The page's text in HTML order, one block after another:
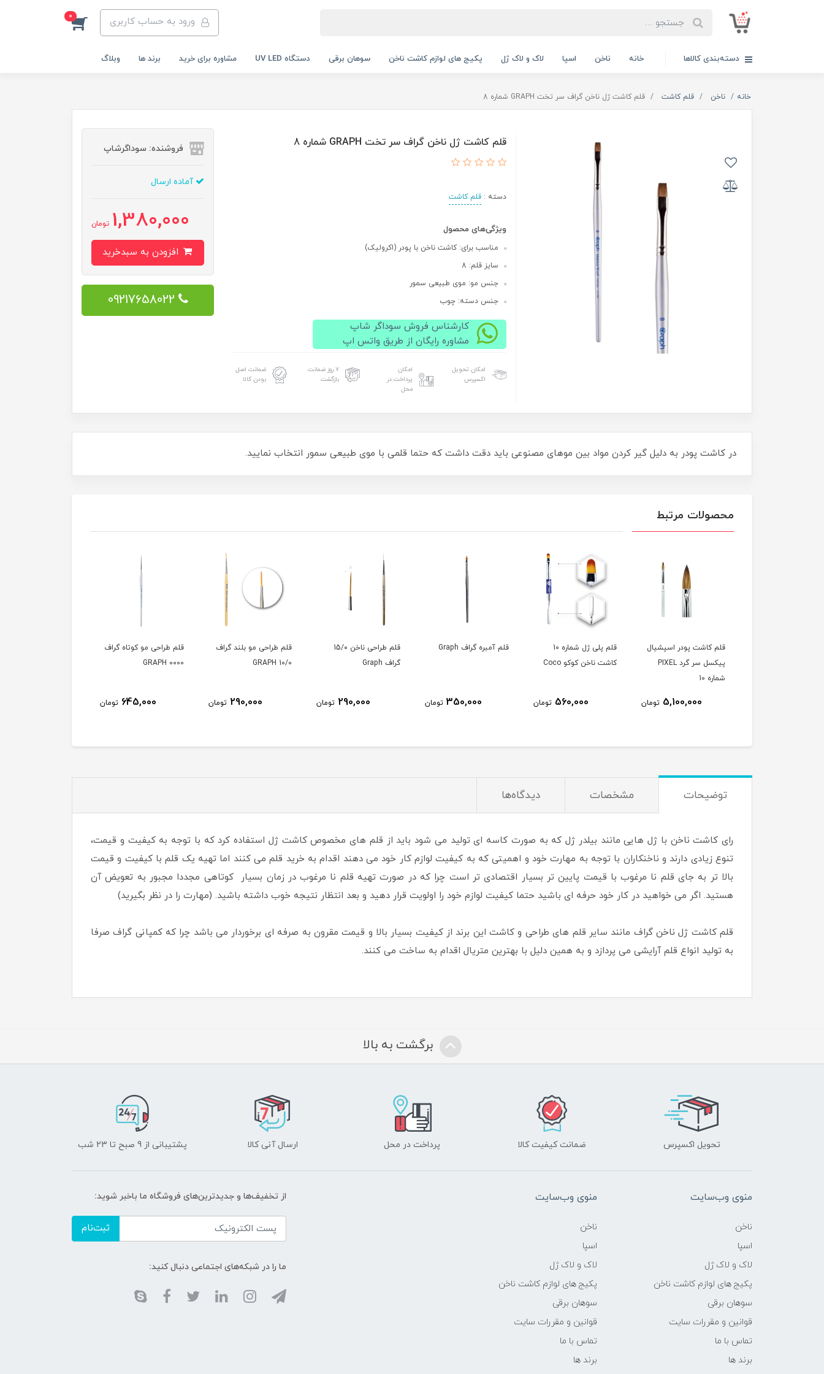
ورود به حساب کاربری 0
دسته‌بندی کالاها خانه ناخن اسپا لاک و لاک ژل پکیج های لوازم کاشت ناخن سوهان برقی دستگاه UV LED مشاوره برای خرید برند ها وبلاگ
خانه ناخن قلم کاشت قلم کاشت ژل ناخن گراف سر تخت GRAPH شماره 8
قلم کاشت ژل ناخن گراف سر تخت GRAPH شماره 8
دسته :قلم کاشت
ویژگی‌های محصول
مناسب برای: کاشت ناخن با پودر (اکرولیک)
سایز قلم: 8
جنس مو: موی طبیعی سمور
جنس دسته: چوب
کارشناس فروش سوداگر شاپ
مشاوره رایگان از طریق واتس اپ
امکان تحویل
اکسپرس
امکان
پرداخت در
محل
۷ روز ضمانت
بازگشت
ضمانت اصل
بودن کالا
فروشنده: سوداگرشاپ
آماده ارسال
1,380,000 تومان
09217658022
در کاشت پودر به دلیل گیر کردن مواد بین موهای مصنوعی باید دقت داشت که حتما قلمی با موی طبیعی سمور انتخاب نمایید.
محصولات مرتبط
قلم کاشت پودر اسپشيال
پیکسل سر گرد PIXEL
شماره 10
5,100,000 تومان
قلم پلی ژل شماره 10
کاشت ناخن کوکو Coco
560,000 تومان
قلم آمبره گراف Graph
350,000 تومان
قلم طراحی ناخن 15/۰
گراف Graph
290,000 تومان
قلم طراحی مو بلند گراف
10/0 GRAPH
290,000 تومان
قلم طراحی مو کوتاه گراف
0000 GRAPH
645,000 تومان
توضیحات مشخصات دیدگاه‌ها
رای کاشت ناخن با ژل هایی مانند بیلدر ژل که به صورت کاسه ای تولید می شود باید از قلم های مخصوص کاشت ژل استفاده کرد که با توجه به کیفیت و قیمت،
تنوع زیادی دارند و ناخنکاران با توجه به مهارت خود و اهمیتی که به کیفیت لوازم کار خود می دهند اقدام به خرید قلم می کنند اما تهیه یک قلم با کیفیت و قیمت
بالا تر به جای قلم نا مرغوب با قیمت پایین تر بسیار اقتصادی تر است چرا که در صورت تهیه قلم نا مرغوب در زمان بسیار کوتاهی مجددا مجبور به تعویض آن
هستید. اگر می خواهید در کار خود حرفه ای باشید حتما کیفیت لوازم خود را اولویت قرار دهید و بعد انتظار نتیجه خوب داشته باشید. (مهارت را در نظر بگیرید)
قلم کاشت ژل ناخن گراف مانند سایر قلم های طراحی و کاشت این برند از کیفیت بسیار بالا و قیمت مقرون به صرفه ای برخوردار می باشد چرا که کمپانی گراف صرفا
به تولید انواع قلم آرایشی می پردازد و به همین دلیل با بهترین متریال اقدام به ساخت می کنند.
برگشت به بالا
تحویل اکسپرس ضمانت کیفیت کالا پرداخت در محل ارسال آنی کالا پشتیبانی از 9 صبح تا 23 شب
منوی وب‌سایت
ناخن
اسپا
لاک و لاک ژل
پکیج های لوازم کاشت ناخن
سوهان برقی
قوانین و مقررات سایت
تماس با ما
برند ها
منوی وب‌سایت
ناخن
اسپا
لاک و لاک ژل
پکیج های لوازم کاشت ناخن
سوهان برقی
قوانین و مقررات سایت
تماس با ما
برند ها
از تخفیف‌ها و جدیدترین‌های فروشگاه ما باخبر شوید:
ثبت‌نام
ما را در شبکه‌های اجتماعی دنبال کنید: